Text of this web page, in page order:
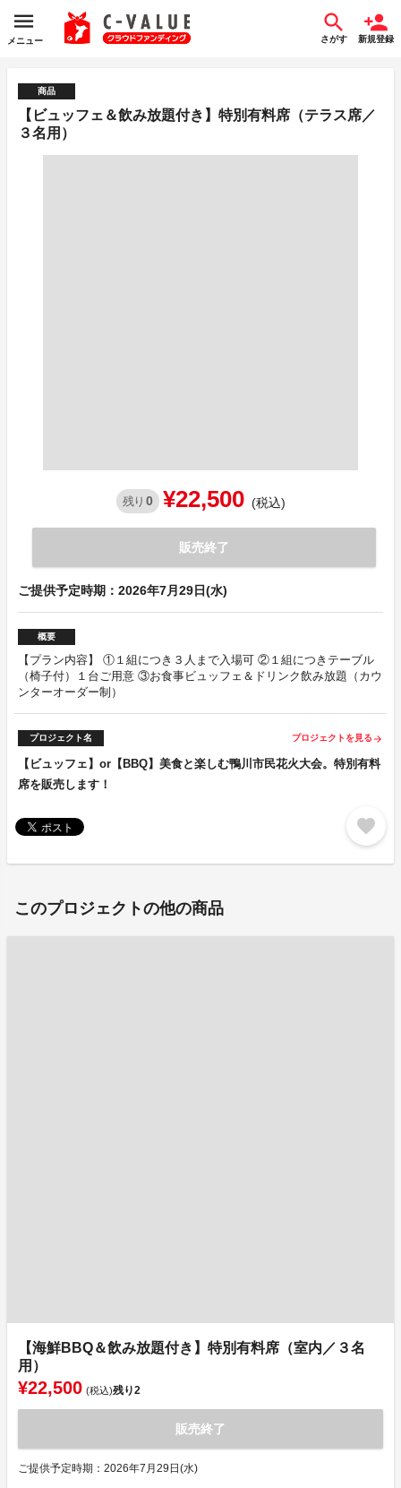
メニュー さがす 新規登録
商品
【ビュッフェ＆飲み放題付き】特別有料席（テラス席／
３名用）
残り 0 ¥22,500 (税込)
販売終了
ご提供予定時期：2026年7月29日(水)
概要
【プラン内容】 ①１組につき３人まで入場可 ②１組につきテーブル
（椅子付）１台ご用意 ③お食事ビュッフェ＆ドリンク飲み放題（カウ
ンターオーダー制）
プロジェクト名 プロジェクトを見る arrow_forward
【ビュッフェ】or【BBQ】美食と楽しむ鴨川市民花火大会。特別有料
席を販売します！
favorite
このプロジェクトの他の商品
【海鮮BBQ＆飲み放題付き】特別有料席（室内／３名
用）
¥22,500 (税込)残り2
販売終了
ご提供予定時期：2026年7月29日(水)